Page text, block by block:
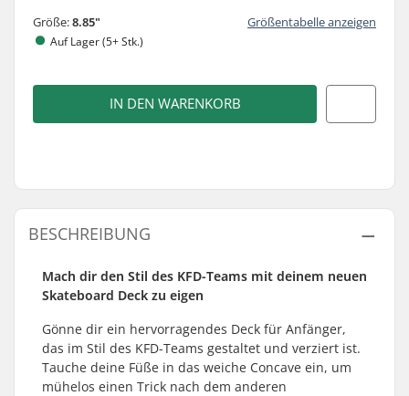
Größe:8.85" Größentabelle anzeigen
Auf Lager (5+ Stk.)
IN DEN WARENKORB
BESCHREIBUNG
Mach dir den Stil des KFD-Teams mit deinem neuen
Skateboard Deck zu eigen
Gönne dir ein hervorragendes Deck für Anfänger,
das im Stil des KFD-Teams gestaltet und verziert ist.
Tauche deine Füße in das weiche Concave ein, um
mühelos einen Trick nach dem anderen